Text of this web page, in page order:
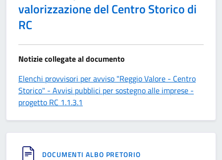
valorizzazione del Centro Storico di
RC
Notizie collegate al documento
Elenchi provvisori per avviso "Reggio Valore - Centro
Storico" - Avvisi pubblici per sostegno alle imprese -
progetto RC 1.1.3.1
DOCUMENTI ALBO PRETORIO